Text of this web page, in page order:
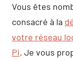
Vous êtes
consacré à la
votre réseau
Pi. Je vous